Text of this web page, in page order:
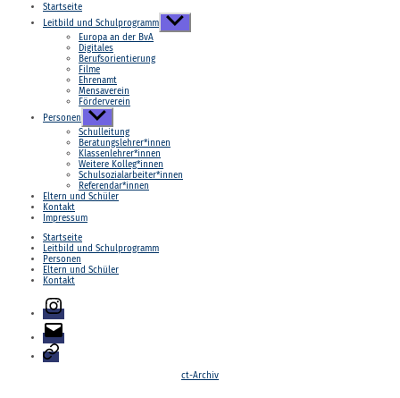
Startseite
Leitbild und Schulprogramm
Untermenü
anzeigen
Europa an der BvA
Digitales
Berufsorientierung
Filme
Ehrenamt
Mensaverein
Förderverein
Personen
Untermenü
anzeigen
Schulleitung
Beratungslehrer*innen
Klassenlehrer*innen
Weitere Kolleg*innen
Schulsozialarbeiter*innen
Referendar*innen
Eltern und Schüler
Kontakt
Impressum
Startseite
Leitbild und Schulprogramm
Personen
Eltern und Schüler
Kontakt
Instagram
E-
Mail
Login
Kategorien
ct-Archiv